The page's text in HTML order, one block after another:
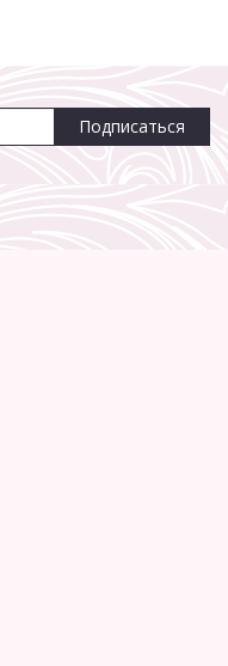
Подписаться